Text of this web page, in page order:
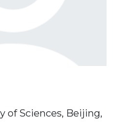
of Sciences, Beijing,